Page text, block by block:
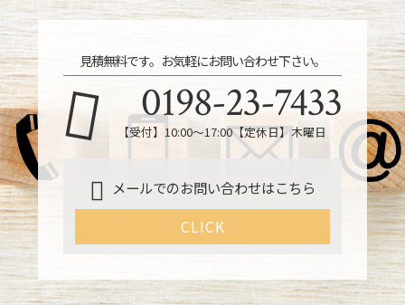
見積無料です。お気軽にお問い合わせ下さい。
0198-23-7433
【受付】10:00〜17:00【定休日】木曜日
メールでのお問い合わせはこちら
CLICK